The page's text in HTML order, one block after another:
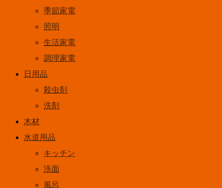
季節家電
照明
生活家電
調理家電
日用品
殺虫剤
洗剤
木材
水道用品
キッチン
洗面
風呂